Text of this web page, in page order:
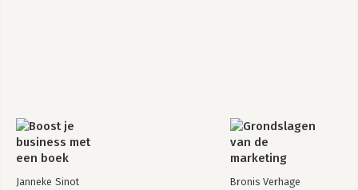
Janneke Sinot Bronis Verhage